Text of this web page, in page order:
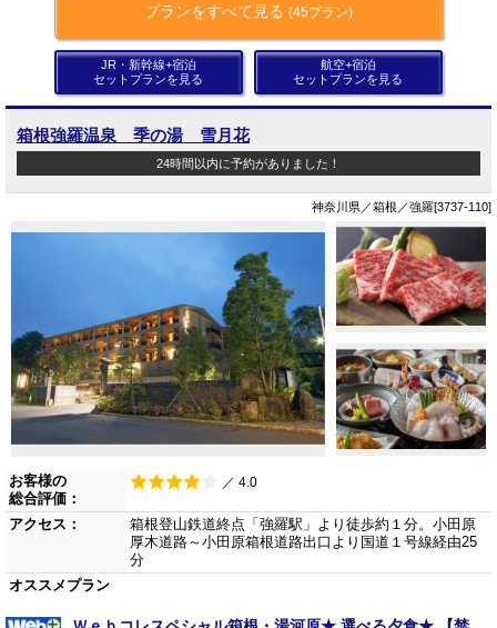
プランをすべて見る (45プラン)
JR・新幹線+宿泊
セットプランを見る
航空+宿泊
セットプランを見る
箱根強羅温泉 季の湯 雪月花
24時間以内に予約がありました！
神奈川県／箱根／強羅[3737-110]
お客様の
総合評価：
／ 4.0
アクセス：
箱根登山鉄道終点「強羅駅」より徒歩約１分。小田原
厚木道路～小田原箱根道路出口より国道１号線経由25
分
オススメプラン